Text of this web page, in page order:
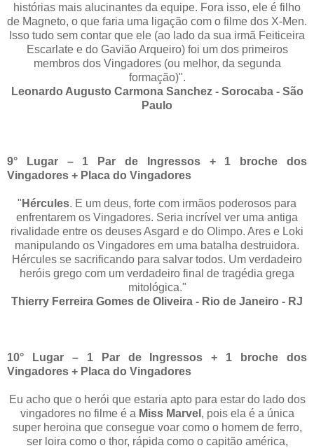
histórias mais alucinantes da equipe. Fora isso, ele é filho
de Magneto, o que faria uma ligação com o filme dos X-Men.
Isso tudo sem contar que ele (ao lado da sua irmã Feiticeira
Escarlate e do Gavião Arqueiro) foi um dos primeiros
membros dos Vingadores (ou melhor, da segunda
formação)".
Leonardo Augusto Carmona Sanchez - Sorocaba - São
Paulo
9° Lugar – 1 Par de Ingressos + 1 broche dos
Vingadores + Placa do Vingadores
" Hércules. E um deus, forte com irmãos poderosos para
enfrentarem os Vingadores. Seria incrível ver uma antiga
rivalidade entre os deuses Asgard e do Olimpo. Ares e Loki
manipulando os Vingadores em uma batalha destruidora.
Hércules se sacrificando para salvar todos. Um verdadeiro
heróis grego com um verdadeiro final de tragédia grega
mitológica."
Thierry Ferreira Gomes de Oliveira - Rio de Janeiro - RJ
10° Lugar – 1 Par de Ingressos + 1 broche dos
Vingadores + Placa do Vingadores
Eu acho que o herói que estaria apto para estar do lado dos
vingadores no filme é a Miss Marvel , pois ela é a única
super heroina que consegue voar como o homem de ferro,
ser loira como o thor, rápida como o capitão américa,